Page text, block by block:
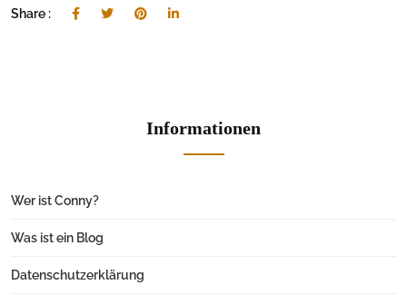
Share :
Informationen
Wer ist Conny?
Was ist ein Blog
Datenschutzerklärung